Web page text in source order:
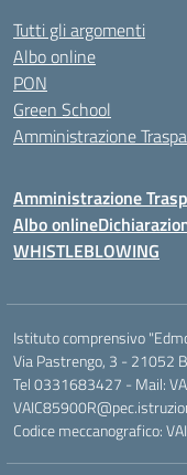
Tutti gli argomenti
Albo online
PON
Green School
Amministrazione
Amministrazione
Albo online
WHISTLEBLOWING
Istituto comprensivo
Via Pastrengo, 3 - 21052
Tel 0331683427 - Mail:
Codice meccanografico: